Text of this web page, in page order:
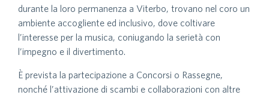
durante la loro permanenza a Viterbo, trovano nel coro un
ambiente accogliente ed inclusivo, dove coltivare
l’interesse per la musica, coniugando la serietà con
l’impegno e il divertimento.
È prevista la partecipazione a Concorsi o Rassegne,
nonché l’attivazione di scambi e collaborazioni con altre